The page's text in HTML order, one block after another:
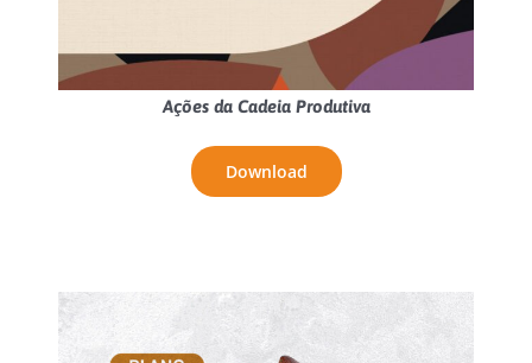
Ações da Cadeia Produtiva
Download